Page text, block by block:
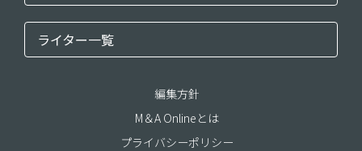
ライター一覧
編集方針
M＆A Onlineとは
プライバシーポリシー